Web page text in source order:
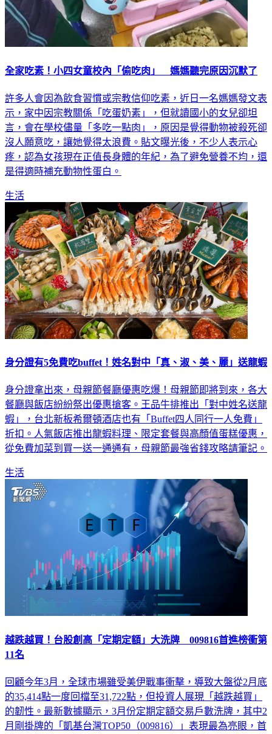
全家吃素！小四女童校內「偷吃肉」 媽媽聽完原因沉默了
許多人會因為飲食習慣或宗教信仰吃素，近日一名媽媽發文表
示，家中因宗教關係「吃蛋奶素」，但就讀國小的女兒卻坦
言，會在學校儘量「多吃一點肉」，原因是覺得動物被殺死卻
沒人願意吃，讓她覺得太浪費。貼文曝光後，不少人表示心
疼，認為女孩現在正值長身體的年紀，為了避免營養不均，還
是得適時補充動物性蛋白。
生活
身分證有5免費吃buffet！姓名對中「真、淑、美、麗」送龍蝦
身分證拿出來，母親節餐廳優惠吃爆！母親節即將到來，各大
餐廳與飯店紛紛祭出優惠搶客。王品牛排推出「對中姓名送龍
蝦」，台北新板希爾頓酒店也有「Buffet四人同行一人免費」
折扣。人氣飯店推出龍蝦料理、限定套餐與高顏值蛋糕優惠，
從免費加菜到買一送一通通有，母親節最強省錢攻略請筆記。
生活
越跌越買！台股創高「定期定額」大洗牌 009816首進榜衝第
11名
回顧今年3月，全球市場雖受美伊戰事衝擊，導致大盤從2月底
的35,414點一度回檔至31,722點，但投資人展現「越跌越買」
的韌性。最新數據顯示，3月份定期定額交易戶數洗牌，其中2
月剛掛牌的「凱基台灣TOP50（009816）」表現最為亮眼，首